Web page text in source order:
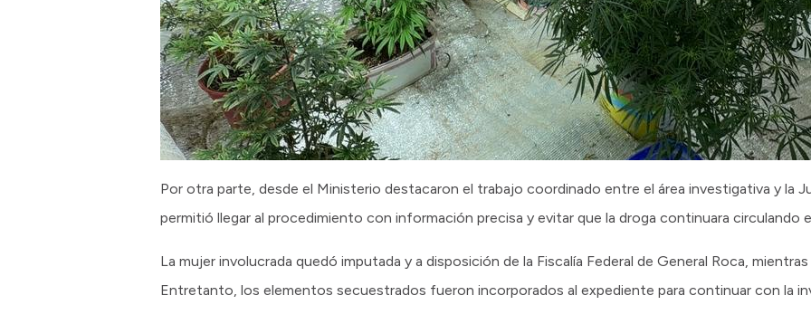
Por otra parte, desde el Ministerio destacaron el trabajo coordinado entre el área investigativa y la
permitió llegar al procedimiento con información precisa y evitar que la droga continuara circulando
La mujer involucrada quedó imputada y a disposición de la Fiscalía Federal de General Roca, mientras
Entretanto, los elementos secuestrados fueron incorporados al expediente para continuar con la